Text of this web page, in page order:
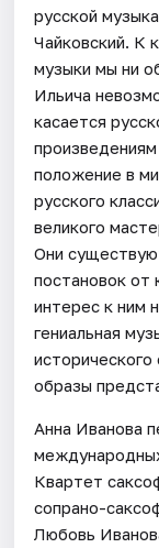
русской
Чайковский. К
музыки мы ни
Ильича
касается
положение в
русского
великого
Они
постановок от
интерес к ним
гениальная
образы
Анна Иванова
Квартет
сопрано-
Любовь